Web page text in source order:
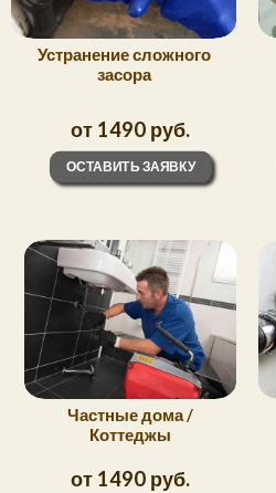
Устранение сложного
засора
от 1490 руб.
ОСТАВИТЬ ЗАЯВКУ
Частные дома /
Коттеджы
от 1490 руб.